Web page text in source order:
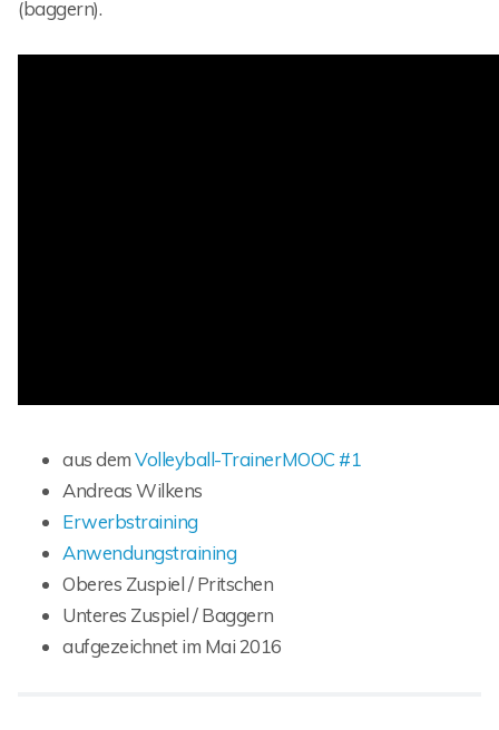
(baggern).
aus demVolleyball-TrainerMOOC #1
Andreas Wilkens
Erwerbstraining
Anwendungstraining
Oberes Zuspiel / Pritschen
Unteres Zuspiel / Baggern
aufgezeichnet im Mai 2016